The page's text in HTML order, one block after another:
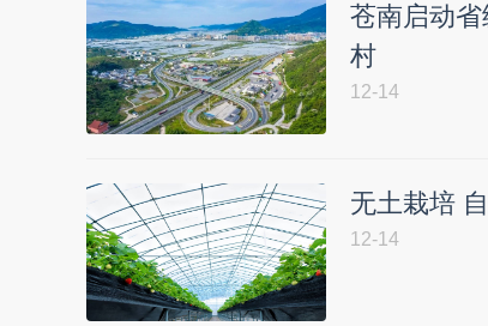
苍南启动
村
12-14
无土栽培
12-14